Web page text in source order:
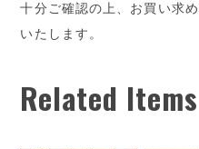
十分ご確認の上、お買い求
いたします。
Related Items